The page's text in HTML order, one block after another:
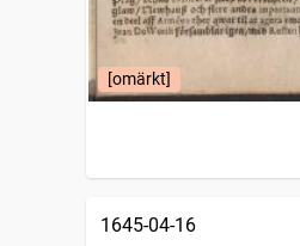
[omärkt]
1645-04-16